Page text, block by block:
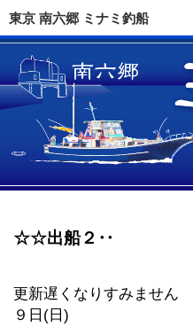
東京 南六郷 ミナミ釣船
☆☆出船２‥
更新遅くなりすみません
９日(日)